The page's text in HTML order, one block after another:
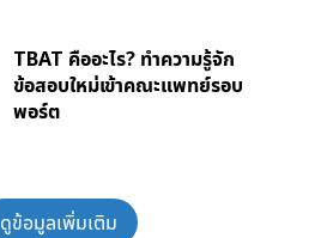
TBAT คืออะไร? ทำความรู้จัก
ข้อสอบใหม่เข้าคณะแพทย์รอบ
พอร์ต
ดูข้อมูลเพิ่มเติม